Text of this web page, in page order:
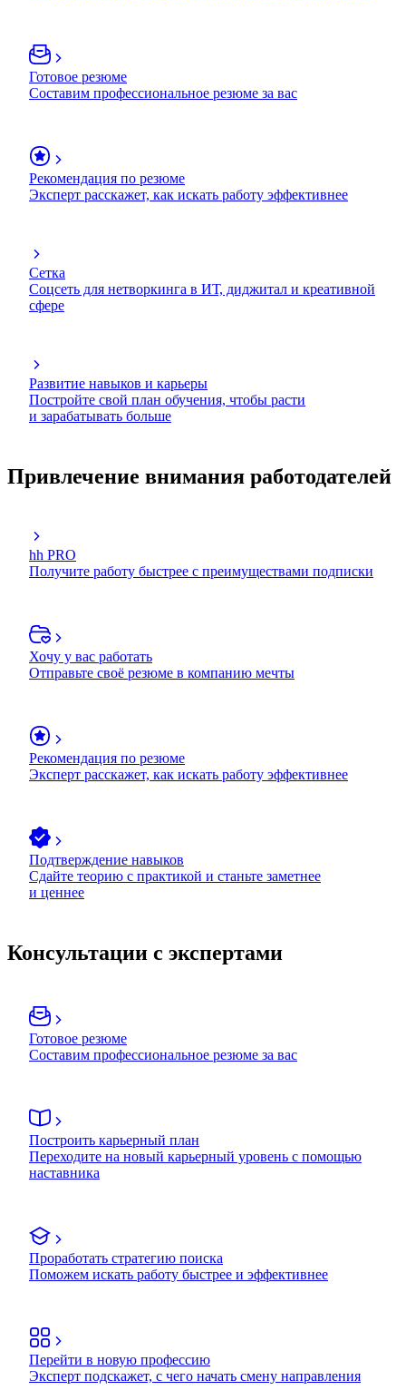
Готовое резюме
Составим профессиональное резюме за вас
Рекомендация по резюме
Эксперт расскажет, как искать работу эффективнее
Сетка
Соцсеть для нетворкинга в ИТ, диджитал и креативной
сфере
Развитие навыков и карьеры
Постройте свой план обучения, чтобы расти
и зарабатывать больше
Привлечение внимания работодателей
hh PRO
Получите работу быстрее с преимуществами подписки
Хочу у вас работать
Отправьте своё резюме в компанию мечты
Рекомендация по резюме
Эксперт расскажет, как искать работу эффективнее
Подтверждение навыков
Сдайте теорию с практикой и станьте заметнее
и ценнее
Консультации с экспертами
Готовое резюме
Составим профессиональное резюме за вас
Построить карьерный план
Переходите на новый карьерный уровень с помощью
наставника
Проработать стратегию поиска
Поможем искать работу быстрее и эффективнее
Перейти в новую профессию
Эксперт подскажет, с чего начать смену направления